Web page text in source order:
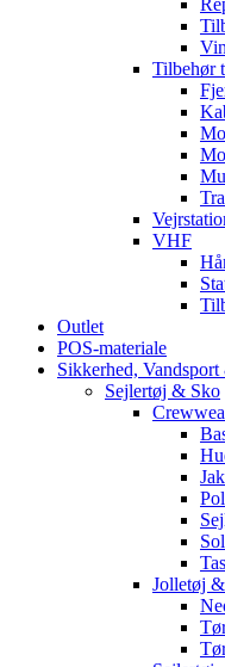
Tilbehør
VHF
Outlet
POS-materiale
Sikkerhed,
Sejlertøj & Sko
Jolletøj